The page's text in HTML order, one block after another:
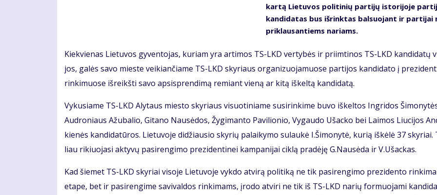
kar­tą Lie­tu­vos po­li­ti­nių par­ti­jų is­to­ri­jo­je
kan­di­da­tas bus iš­rink­tas bal­suo­jant ir par­ti­jai
pri­klau­san­tiems na­riams.
Kiek­vie­nas Lie­tu­vos gy­ven­to­jas, ku­riam yra ar­ti­mos TS-LKD ver­ty­bės ir pri­im­ti­nos TS-LKD kan­di­da­tų
jos, ga­lės sa­vo mies­te vei­kian­čia­me TS-LKD sky­riaus or­ga­ni­zuo­ja­muose par­ti­jos kan­di­da­to į
rin­ki­muo­se iš­reikš­ti sa­vo ap­si­spren­di­mą re­miant vie­ną ar ki­tą iš­kel­tą kan­di­da­tą.
Vy­ku­sia­me TS-LKD Aly­taus mies­to sky­riaus vi­suo­ti­nia­me su­si­rin­ki­me bu­vo iš­kel­tos In­gri­dos
Aud­ro­niaus Ažu­ba­lio, Gi­ta­no Nau­sė­dos, Žy­gi­man­to Pa­vi­lio­nio, Vy­gau­do Ušac­ko bei Lai­mos Liu­ci­jos
kie­nės kan­di­da­tū­ros. Lie­tu­vo­je di­džiau­sio sky­rių pa­lai­ky­mo su­lau­kė I.Ši­mo­ny­tė, ku­rią iš­kė­lė 37
liau ri­kiuo­ja­si ak­ty­vų pa­si­ren­gi­mo pre­zi­den­ti­nei kam­pa­ni­jai cik­lą pra­dė­ję G.Nau­sė­da ir V.Ušac­kas.
Kad šie­met TS-LKD sky­riai vi­so­je Lie­tu­vo­je vyk­do at­vi­rą po­li­ti­ką ne tik pa­si­ren­gi­mo pre­zi­den­to
eta­pe, bet ir pa­si­ren­gi­me sa­vi­val­dos rin­ki­mams, įro­do at­vi­ri ne tik iš TS-LKD na­rių for­muo­ja­mi